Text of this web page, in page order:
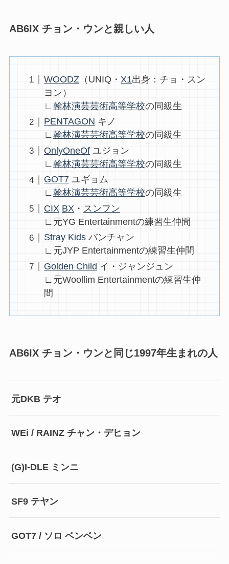
AB6IX チョン・ウンと親しい人
WOODZ （UNIQ・ X1出身：チョ・スン
ヨン）
∟翰林演芸芸術高等学校の同級生
PENTAGON キノ
∟翰林演芸芸術高等学校の同級生
OnlyOneOf ユジョン
∟翰林演芸芸術高等学校の同級生
GOT7 ユギョム
∟翰林演芸芸術高等学校の同級生
CIX BX ・ スンフン
∟元YG Entertainmentの練習生仲間
Stray Kids バンチャン
∟元JYP Entertainmentの練習生仲間
Golden Child イ・ジャンジュン
∟元Woollim Entertainmentの練習生仲
間
AB6IX チョン・ウンと同じ1997年生まれの人
元DKB テオ
WEi / RAINZ チャン・デヒョン
(G)I-DLE ミンニ
SF9 テヤン
GOT7 / ソロ ベンベン